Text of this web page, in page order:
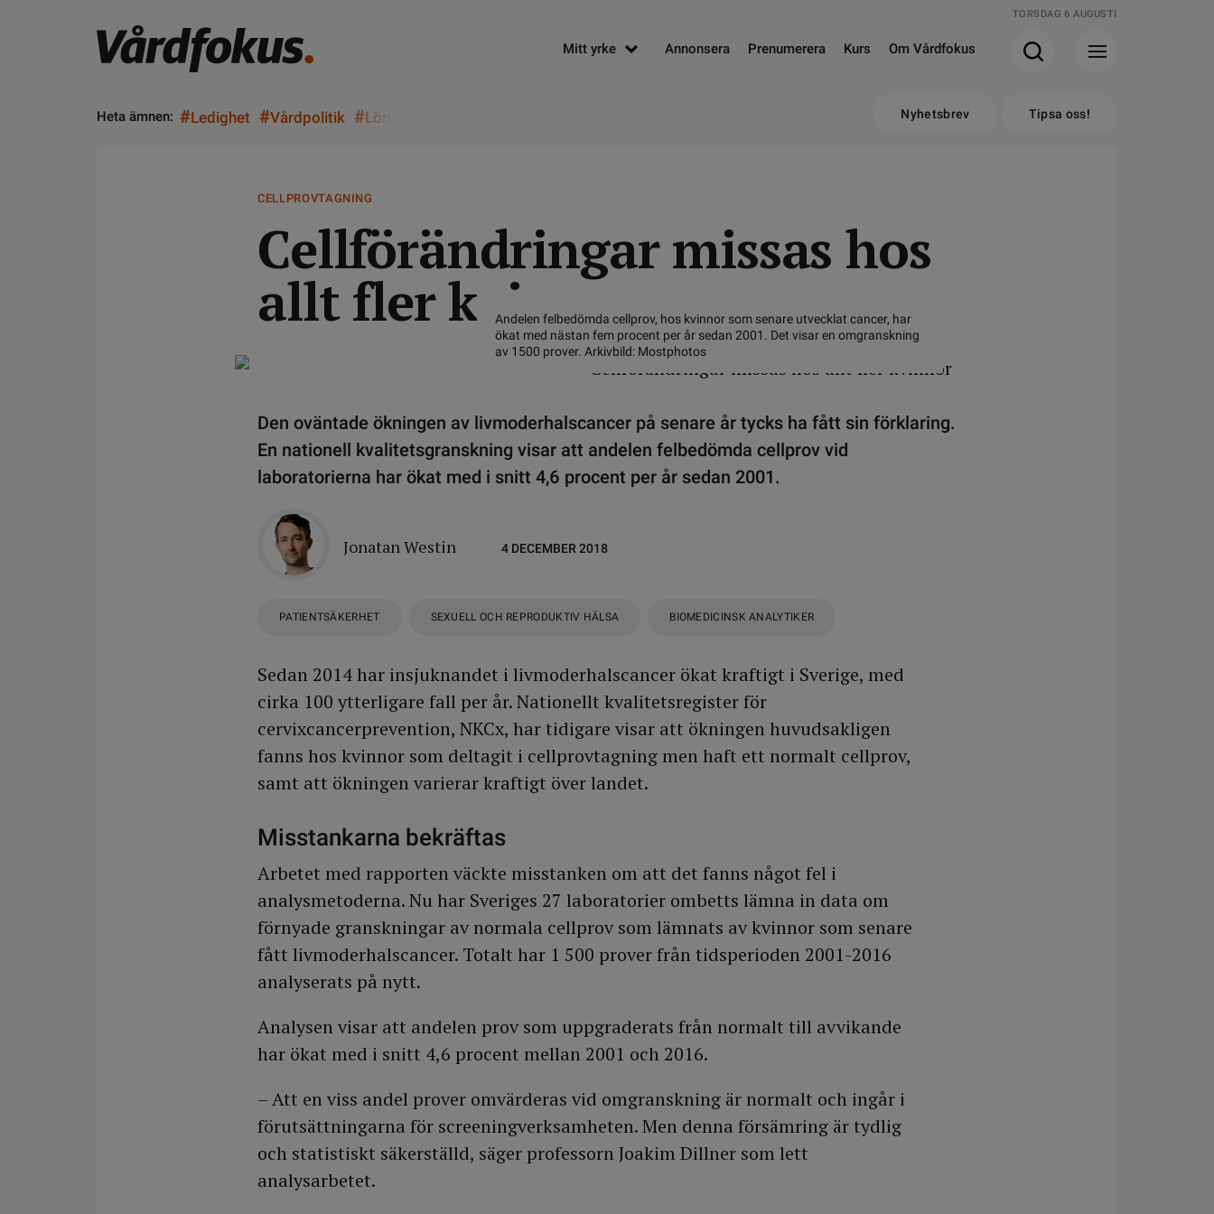
TORSDAG 6 AUGUSTI
Mitt yrke Annonsera Prenumerera Kurs Om Vårdfokus
Heta ämnen: #Ledighet #Vårdpolitik #Lön Nyhetsbrev Tipsa oss!
CELLPROVTAGNING
Cellförändringar missas hos
allt fler kvinnorAndelen felbedömda cellprov, hos kvinnor som senare utvecklat cancer, har
ökat med nästan fem procent per år sedan 2001. Det visar en omgranskning
av 1500 prover. Arkivbild: Mostphotos
Den oväntade ökningen av livmoderhalscancer på senare år tycks ha fått sin förklaring.
En nationell kvalitetsgranskning visar att andelen felbedömda cellprov vid
laboratorierna har ökat med i snitt 4,6 procent per år sedan 2001.
Jonatan Westin 4 DECEMBER 2018
PATIENTSÄKERHET SEXUELL OCH REPRODUKTIV HÄLSA BIOMEDICINSK ANALYTIKER
Sedan 2014 har insjuknandet i livmoderhalscancer ökat kraftigt i Sverige, med
cirka 100 ytterligare fall per år. Nationellt kvalitetsregister för
cervixcancerprevention, NKCx, har tidigare visar att ökningen huvudsakligen
fanns hos kvinnor som deltagit i cellprovtagning men haft ett normalt cellprov,
samt att ökningen varierar kraftigt över landet.
Misstankarna bekräftas
Arbetet med rapporten väckte misstanken om att det fanns något fel i
analysmetoderna. Nu har Sveriges 27 laboratorier ombetts lämna in data om
förnyade granskningar av normala cellprov som lämnats av kvinnor som senare
fått livmoderhalscancer. Totalt har 1 500 prover från tidsperioden 2001-2016
analyserats på nytt.
Analysen visar att andelen prov som uppgraderats från normalt till avvikande
har ökat med i snitt 4,6 procent mellan 2001 och 2016.
– Att en viss andel prover omvärderas vid omgranskning är normalt och ingår i
förutsättningarna för screeningverksamheten. Men denna försämring är tydlig
och statistiskt säkerställd, säger professorn Joakim Dillner som lett
analysarbetet.